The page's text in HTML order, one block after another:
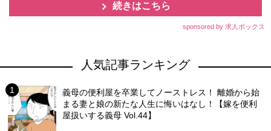
続きはこちら
sponsored by 求人ボックス
人気記事ランキング
義母の便利屋を卒業してノーストレス！ 離婚から始
まる妻と娘の新たな人生に悔いはなし！【嫁を便利
屋扱いする義母 Vol.44】